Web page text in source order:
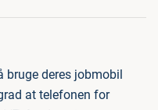
bruge deres jobmobil
at telefonen for